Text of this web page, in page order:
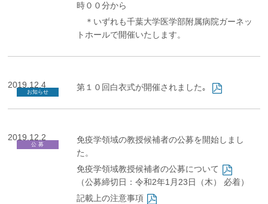
時００分から
＊いずれも千葉大学医学部附属病院ガーネッ
トホールで開催いたします。
2019.12.4
お知らせ 第１０回白衣式が開催されました｡
2019.12.2
公 募
免疫学領域の教授候補者の公募を開始しまし
た。
免疫学領域教授候補者の公募について
（公募締切日：令和2年1月23日（木） 必着）
記載上の注意事項